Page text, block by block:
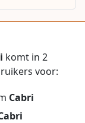
komt in 2
voor:
Cabri